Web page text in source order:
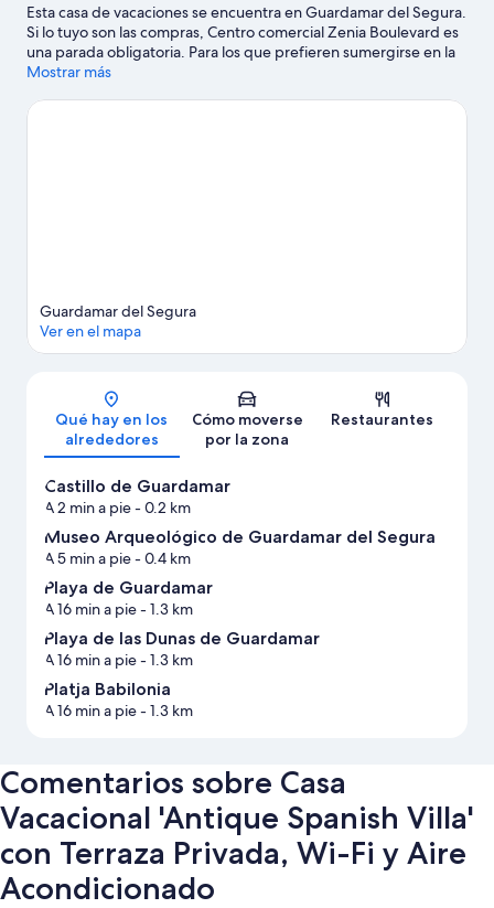
Esta casa de vacaciones se encuentra en Guardamar del Segura.
Si lo tuyo son las compras, Centro comercial Zenia Boulevard es
una parada obligatoria. Para los que prefieren sumergirse en la
naturaleza, Playa La Mata y Playa La Zenia son dos excelentes
Aquapark Flamingo también merecen la pena.
Mostrar más
Mapa
Guardamar del Segura
Ver en el mapa
Qué hay en los
alrededores
Cómo moverse
por la zona
Restaurantes
Castillo de Guardamar
A 2 min a pie- 0.2 km
Museo Arqueológico de Guardamar del Segura
A 5 min a pie- 0.4 km
Playa de Guardamar
A 16 min a pie- 1.3 km
Playa de las Dunas de Guardamar
A 16 min a pie- 1.3 km
Platja Babilonia
A 16 min a pie- 1.3 km
Comentarios sobre Casa
Vacacional 'Antique Spanish Villa'
con Terraza Privada, Wi-Fi y Aire
Acondicionado